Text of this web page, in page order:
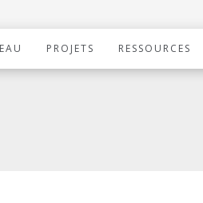
PROJETS RESSOURCES